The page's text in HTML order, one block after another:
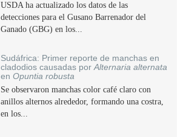
USDA ha actualizado los datos de las
detecciones para el Gusano Barrenador del
Ganado (GBG) en los...
Sudáfrica: Primer reporte de manchas en
cladodios causadas porAlternaria alternata
en Opuntia robusta
Se observaron manchas color café claro con
anillos alternos alrededor, formando una costra,
en los...